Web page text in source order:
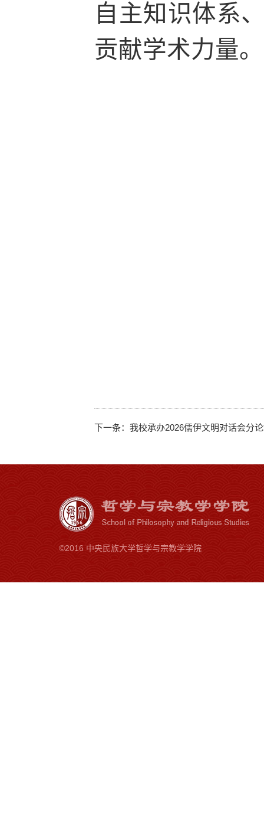
自主知识体系
贡献学术力量。
下一条： 我校承办2026儒伊文明对话会分
©2016 中央民族大学哲学与宗教学学院